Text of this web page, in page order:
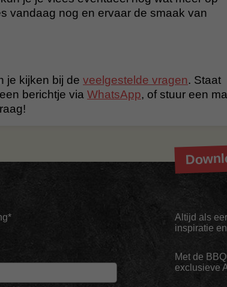
vandaag nog en ervaar de smaak van
je kijken bij de veelgestelde vragen. Staat
berichtje via WhatsApp, of stuur een
Altijd als
inspiratie
Met de
exclusieve